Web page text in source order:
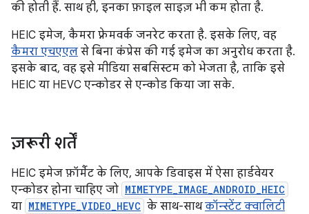
की होती हैं. साथ ही, इनका फ़ाइल साइज़ भी कम होता है.
HEIC इमेज, कैमरा फ़्रेमवर्क जनरेट करता है. इसके लिए, वह
कैमरा एचएएल से बिना कंप्रेस की गई इमेज का अनुरोध करता है.
इसके बाद, वह इसे मीडिया सबसिस्टम को भेजता है, ताकि इसे
HEIC या HEVC एन्कोडर से एन्कोड किया जा सके.
ज़रूरी शर्तें
HEIC इमेज फ़ॉर्मैट के लिए, आपके डिवाइस में ऐसा हार्डवेयर
एन्कोडर होना चाहिए जो MIMETYPE_IMAGE_ANDROID_HEIC
या MIMETYPE_VIDEO_HEVC के साथ-साथकॉन्स्टेंट क्वालिटी